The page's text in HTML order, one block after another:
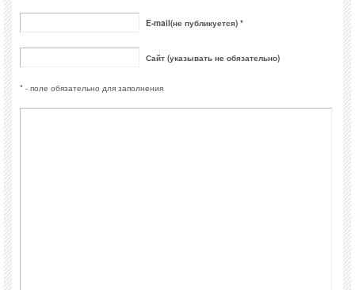
E-mail(не публикуется) *
Сайт (указывать не обязательно)
* - поле обязательно для заполнения